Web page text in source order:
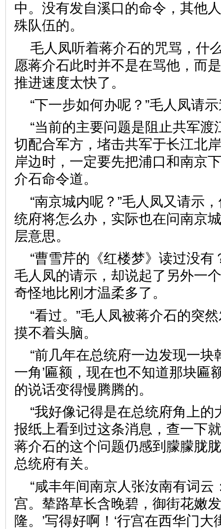
中。没有发自溪口的命令，其他
殊队伍的。
毛人凤听着蒋介石的咒骂，什
愿蒋介石此时并不是在骂他，而
推进速度太快了。
“下一步如何办呢？”毛人凤请
“当前的主要问题是阻止共军
切配合军方，堵击共军于长江北
岸边时，一定要先把浦口和南京
介石命令道。
“南京城内呢？”毛人凤又请示
统府将怎么办，实际也在问南京
层意思。
“曹雪芹的《红楼梦》读过没有
毛人凤的请示，却说起了另外一
奇怪地比刚才温柔多了。
“看过。”毛人凤被蒋介石的突
摸不着头脑。
“前几年在总统府一边发现一块
一角’匾额，现在也不知道那块匾
的说话变得慢腾腾的。
“我好像记得是在总统府角上
报纸上看到过这条消息，查一下
蒋介石的这个问题仍感到朦朦胧
总统府有关。
“咸丰年间南京人张汝南有词云
宫。辇路草长含晚碧，御街花嫩
隆。’写得好啊！‘行宫在西华门